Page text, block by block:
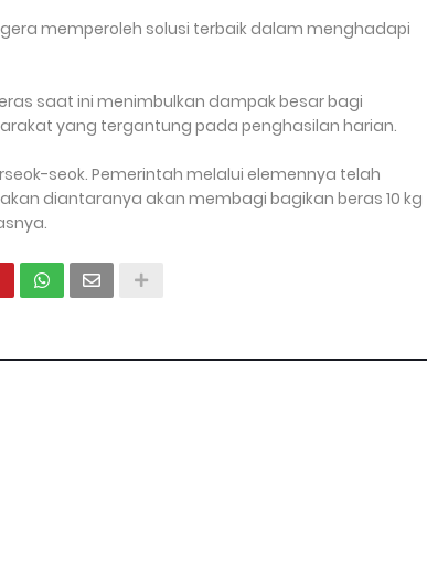
memperoleh solusi terbaik dalam menghadapi
saat ini menimbulkan dampak besar bagi
yang tergantung pada penghasilan harian.
seok. Pemerintah melalui elemennya telah
diantaranya akan membagi bagikan beras 10 kg